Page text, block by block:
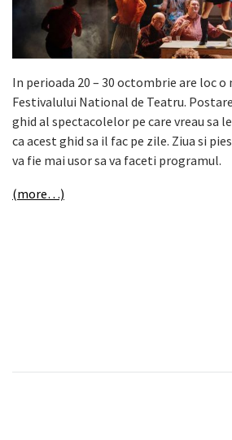
In perioada 20 – 30 octombrie are loc o
Festivalului National de Teatru.
ghid al spectacolelor pe care vreau sa
ca acest ghid sa il fac pe zile. Ziua si
va fie mai usor sa va faceti programul.
(more…)